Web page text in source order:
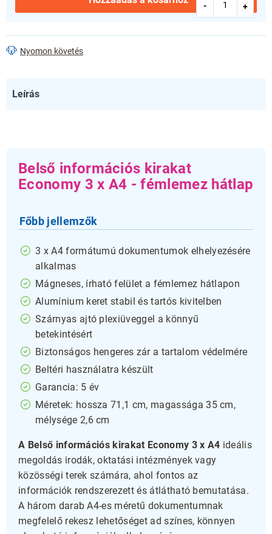
Nyomon követés
Leírás
Belső információs kirakat
Economy 3 x A4 - fémlemez hátlap
Főbb jellemzők
3 x A4 formátumú dokumentumok elhelyezésére
alkalmas
Mágneses, írható felület a fémlemez hátlapon
Alumínium keret stabil és tartós kivitelben
Szárnyas ajtó plexiüveggel a könnyű
betekintésért
Biztonságos hengeres zár a tartalom védelmére
Beltéri használatra készült
Garancia: 5 év
Méretek: hossza 71,1 cm, magassága 35 cm,
mélysége 2,6 cm
A Belső információs kirakat Economy 3 x A4 ideális
megoldás irodák, oktatási intézmények vagy
közösségi terek számára, ahol fontos az
információk rendszerezett és átlátható bemutatása.
A három darab A4-es méretű dokumentumnak
megfelelő rekesz lehetőséget ad színes, könnyen